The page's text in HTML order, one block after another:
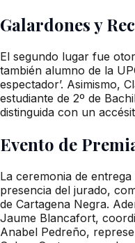
Galardones y
El segundo lugar fue
también alumno de la
espectador’. Asimismo,
estudiante de 2º de
distinguida con un
Evento de
La ceremonia de
presencia del jurado,
de Cartagena Negra.
Jaume Blancafort,
Anabel Pedreño,